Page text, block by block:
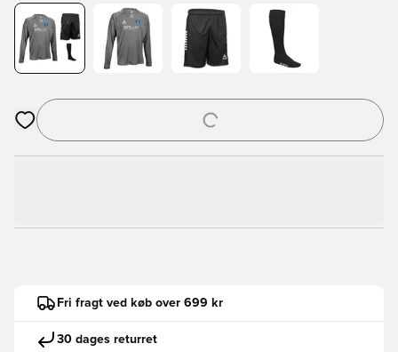
Åbner en Modal til at logge ind eller tilmelde dig som medlem
Fri fragt ved køb over 699 kr
30 dages returret